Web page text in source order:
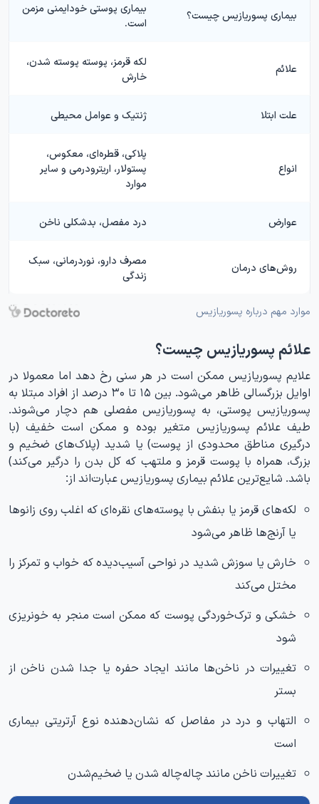
بیماری پسوریازیس چیست؟
بیماری پوستی خودایمنی مزمن
است.
علائم
لکه قرمز، پوسته پوسته شدن،
خارش
علت ابتلا ژنتیک و عوامل محیطی
انواع
پلاکی، قطره‌ای، معکوس،
پستولار، اریترودرمی و سایر
موارد
عوارض درد مفصل، بدشکلی ناخن
روش‌های درمان
مصرف دارو، نوردرمانی، سبک
زندگی
موارد مهم درباره پسوریازیس
علائم پسوریازیس چیست؟
علایم پسوریازیس ممکن است در هر سنی رخ دهد اما معمولا در
اوایل بزرگسالی ظاهر می‌شود. بین ۱۵ تا ۳۰ درصد از افراد مبتلا به
پسوریازیس پوستی، به پسوریازیس مفصلی هم دچار می‌شوند.
طیف علائم پسوریازیس متغیر بوده و ممکن است خفیف (با
درگیری مناطق محدودی از پوست) یا شدید (پلاک‌های ضخیم و
بزرگ، همراه با پوست قرمز و ملتهب که کل بدن را درگیر می‌کند)
باشد. شایع‌ترین علائم بیماری پسوریازیس عبارت‌اند از:
لکه‌های قرمز یا بنفش با پوسته‌های نقره‌ای که اغلب روی زانوها
یا آرنج‌ها ظاهر می‌شود
خارش یا سوزش شدید در نواحی آسیب‌دیده که خواب و تمرکز را
مختل می‌کند
خشکی و ترک‌خوردگی پوست که ممکن است منجر به خونریزی
شود
تغییرات در ناخن‌ها مانند ایجاد حفره یا جدا شدن ناخن از
بستر
التهاب و درد در مفاصل که نشان‌دهنده نوع آرتریتی بیماری
است
تغییرات ناخن مانند چاله‌چاله شدن یا ضخیم‌شدن